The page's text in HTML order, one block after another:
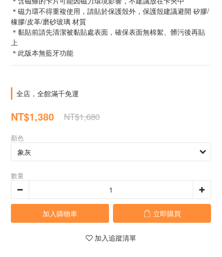
＊磁力環不得重複使用，請貼於保護殼外，保護殼建議避開 矽膠/
橡膠/皮革/磨砂玻璃 材質
＊黏貼前請先清潔被黏貼處表面，確保表面無棉絮、髒污後再貼
上
＊此版本無藍牙功能
全店，全館滿千免運
NT$1,380 NT$1,680
顏色
數量
加入購物車 立即購買
加入追蹤清單